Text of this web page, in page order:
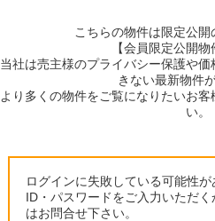
こちらの物件は限定公開
【会員限定公開物
当社は売主様のプライバシー保護や
きない最新物件
より多くの物件をご覧になりたいお
い。
ログインに失敗している可能性
ID・パスワードをご入力いただ
はお問合せ下さい。